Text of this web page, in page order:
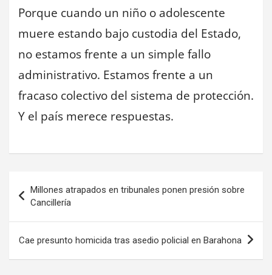
Porque cuando un niño o adolescente
muere estando bajo custodia del Estado,
no estamos frente a un simple fallo
administrativo. Estamos frente a un
fracaso colectivo del sistema de protección.
Y el país merece respuestas.
Navegación
de
entradas
Millones atrapados en tribunales ponen presión sobre
Cancillería
Cae presunto homicida tras asedio policial en Barahona